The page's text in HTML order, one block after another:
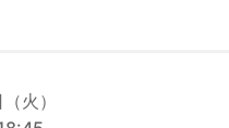
火）